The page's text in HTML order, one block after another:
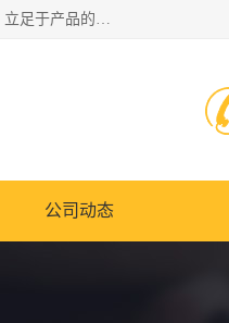
南通科达机床制造有限公司主要生产液压机、冲床、压力机等产品；本公司采用现代化企业的管理方法进行管理，立足于产品的质量管理，以优秀的品质、新颖的设计、合理的价格、完善的服务赢得广大客户的充分信赖和良好的口碑。领导层将运用科学管理方法及长期积累下来的经验和广泛领域吸取来新的技术不断调整产品结构，为市场提供精良的各类机械设备。企业将坚持与国内外各界朋友，真诚合作，共创辉煌。
公司动态